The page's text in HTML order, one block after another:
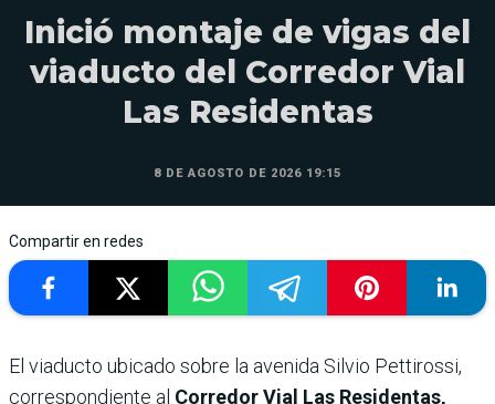
Inició montaje de vigas del
viaducto del Corredor Vial
Las Residentas
8 DE AGOSTO DE 2026 19:15
Compartir en redes
El viaducto ubicado sobre la avenida Silvio Pettirossi,
correspondiente al Corredor Vial Las Residentas,